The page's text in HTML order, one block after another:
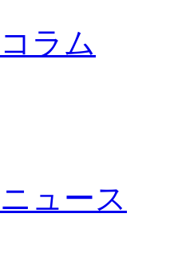
コラム
ニュース